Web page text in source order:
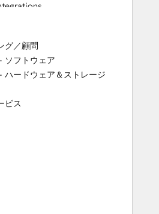
Training
Training
and Analysis
Services
Development
Enterprise Onboarding
Professional Onboarding
Automation
Alignment
and Training
グ／顧問
ソフトウェア
ハードウェア＆ストレージ
ビス